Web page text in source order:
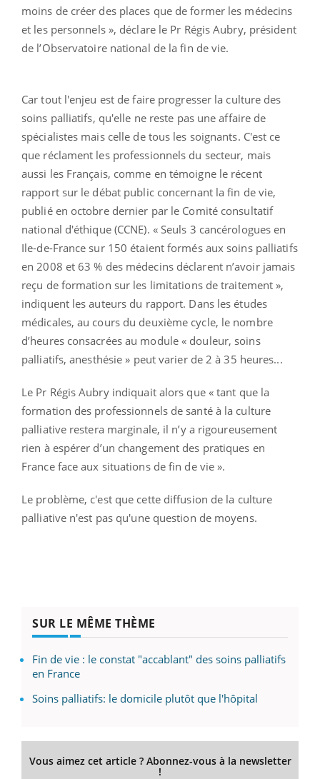
moins de créer des places que de former les médecins
et les personnels », déclare le Pr Régis Aubry, président
de l’Observatoire national de la fin de vie.
Car tout l'enjeu est de faire progresser la culture des
soins palliatifs, qu'elle ne reste pas une affaire de
spécialistes mais celle de tous les soignants. C'est ce
que réclament les professionnels du secteur, mais
aussi les Français, comme en témoigne le récent
rapport sur le débat public concernant la fin de vie,
publié en octobre dernier par le Comité consultatif
national d'éthique (CCNE). « Seuls 3 cancérologues en
Ile-de-France sur 150 étaient formés aux soins palliatifs
en 2008 et 63 % des médecins déclarent n’avoir jamais
reçu de formation sur les limitations de traitement »,
indiquent les auteurs du rapport. Dans les études
médicales, au cours du deuxième cycle, le nombre
d’heures consacrées au module « douleur, soins
palliatifs, anesthésie » peut varier de 2 à 35 heures...
Le Pr Régis Aubry indiquait alors que « tant que la
formation des professionnels de santé à la culture
palliative restera marginale, il n’y a rigoureusement
rien à espérer d’un changement des pratiques en
France face aux situations de fin de vie ».
Le problème, c'est que cette diffusion de la culture
palliative n'est pas qu'une question de moyens.
SUR LE MÊME THÈME
Fin de vie : le constat "accablant" des soins palliatifs
en France
Soins palliatifs: le domicile plutôt que l'hôpital
Vous aimez cet article ? Abonnez-vous à la newsletter
!